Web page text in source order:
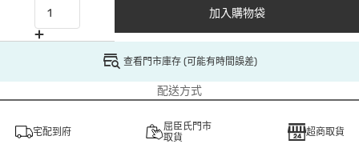
加入購物袋
查看門市庫存 (可能有時間誤差)
配送方式
宅配到府
屈臣氏門市
取貨
超商取貨